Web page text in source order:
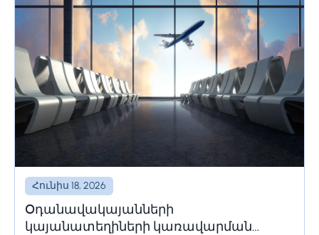
Հունիս 18, 2026
Օդանավակայանների
կայանատեղիների կառավարման